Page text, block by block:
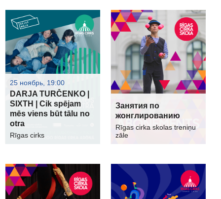
25 ноябрь, 19:00
DARJA TURČENKO |
SIXTH | Cik spējam
mēs viens būt tālu no
otra
Rīgas cirks
Занятия по
жонглированию
Rīgas cirka skolas treniņu
zāle